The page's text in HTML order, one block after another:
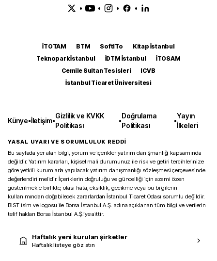
• • • •
İTOTAM BTM SoftITo
Kitap İstanbul
Teknopark İstanbul
İDTM İstanbul
İTOSAM
Cemile Sultan Tesisleri
ICVB
İstanbul Ticaret Üniversitesi
Künye•İletişim•
Gizlilik ve KVKK
Politikası
•
Doğrulama
Politikası
•
Yayın
İlkeleri
YASAL UYARI VE SORUMLULUK REDDİ
Bu sayfada yer alan bilgi, yorum ve içerikler yatırım danışmanlığı kapsamında
değildir. Yatırım kararları, kişisel mali durumunuz ile risk ve getiri tercihlerinize
göre yetkili kurumlarla yapılacak yatırım danışmanlığı sözleşmesi çerçevesinde
değerlendirilmelidir. İçeriklerin doğruluğu ve güncelliği için azami özen
gösterilmekle birlikte, olası hata, eksiklik, gecikme veya bu bilgilerin
kullanımından doğabilecek zararlardan İstanbul Ticaret Odası sorumlu değildir.
BIST isim ve logosu ile Borsa İstanbul A.Ş. adına açıklanan tüm bilgi ve verilerin
telif hakları Borsa İstanbul A.Ş.’ye aittir.
Haftalık yeni kurulan şirketler
Haftalık listeye göz atın